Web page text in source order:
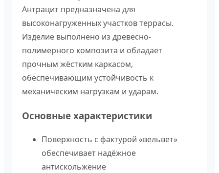
Антрацит предназначена для
высоконагруженных участков террасы.
Изделие выполнено из древесно-
полимерного композита и обладает
прочным жёстким каркасом,
обеспечивающим устойчивость к
механическим нагрузкам и ударам.
Основные характеристики
Поверхность с фактурой «вельвет»
обеспечивает надёжное
антискольжение